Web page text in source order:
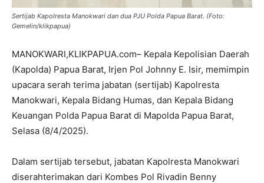
Sertijab Kapolresta Manokwari dan dua PJU Polda Papua Barat. (Foto:
Gemelin/klikpapua)
MANOKWARI,KLIKPAPUA.com– Kepala Kepolisian Daerah
(Kapolda) Papua Barat, Irjen Pol Johnny E. Isir, memimpin
upacara serah terima jabatan (sertijab) Kapolresta
Manokwari, Kepala Bidang Humas, dan Kepala Bidang
Keuangan Polda Papua Barat di Mapolda Papua Barat,
Selasa (8/4/2025).
Dalam sertijab tersebut, jabatan Kapolresta Manokwari
diserahterimakan dari Kombes Pol Rivadin Benny